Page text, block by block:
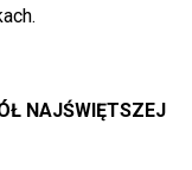
NAJŚWIĘTSZEJ